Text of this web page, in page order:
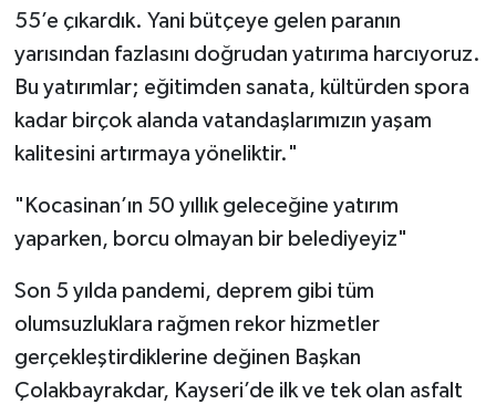
55’e çıkardık. Yani bütçeye gelen paranın
yarısından fazlasını doğrudan yatırıma harcıyoruz.
Bu yatırımlar; eğitimden sanata, kültürden spora
kadar birçok alanda vatandaşlarımızın yaşam
kalitesini artırmaya yöneliktir."
"Kocasinan’ın 50 yıllık geleceğine yatırım
yaparken, borcu olmayan bir belediyeyiz"
Son 5 yılda pandemi, deprem gibi tüm
olumsuzluklara rağmen rekor hizmetler
gerçekleştirdiklerine değinen Başkan
Çolakbayrakdar, Kayseri’de ilk ve tek olan asfalt